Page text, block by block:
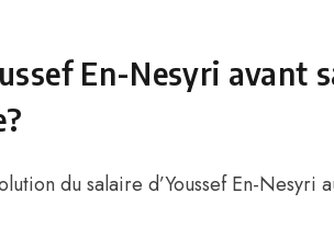
En-Nesyri avant
du salaire d’Youssef En-Nesyri